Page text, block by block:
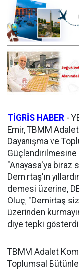
TİGRİS HABER -
Emir, TBMM
Dayanışma ve
Güçlendirilmesine
"Anayasa'ya biraz
Demirtaş'ın
demesi üzerine,
Oluç, "Demirtaş
üzerinden
diye tepki
TBMM Adalet
Toplumsal